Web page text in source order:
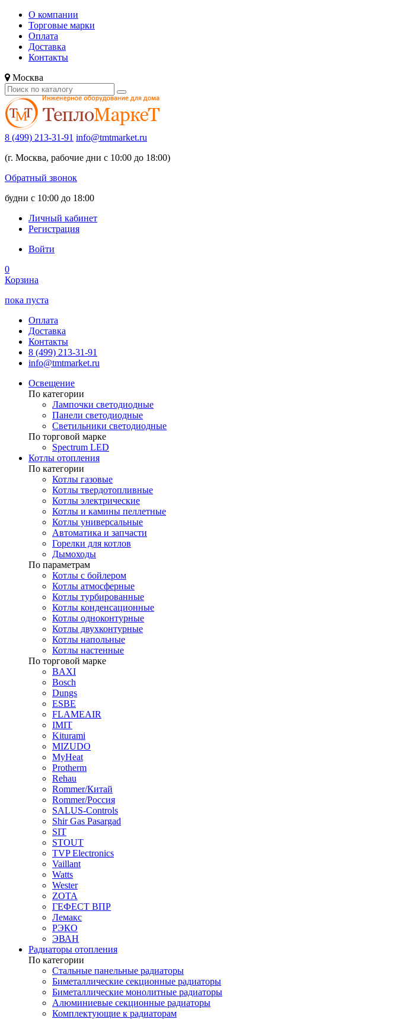
О компании
Торговые марки
Оплата
Доставка
Контакты
Москва
8 (499) 213-31-91 info@tmtmarket.ru
(г. Москва, рабочие дни с 10:00 до 18:00)
Обратный звонок
будни с 10:00 до 18:00
Личный кабинет
Регистрация
Войти
0
Корзина
пока пуста
Оплата
Доставка
Контакты
8 (499) 213-31-91
info@tmtmarket.ru
Освещение
По категории
Лампочки светодиодные
Панели светодиодные
Светильники светодиодные
По торговой марке
Spectrum LED
Котлы отопления
По категории
Котлы газовые
Котлы твердотопливные
Котлы электрические
Котлы и камины пеллетные
Котлы универсальные
Автоматика и запчасти
Горелки для котлов
Дымоходы
По параметрам
Котлы с бойлером
Котлы атмосферные
Котлы турбированные
Котлы конденсационные
Котлы одноконтурные
Котлы двухконтурные
Котлы напольные
Котлы настенные
По торговой марке
BAXI
Bosch
Dungs
ESBE
FLAMEAIR
IMIT
Kiturami
MIZUDO
MyHeat
Protherm
Rehau
Rommer/Китай
Rommer/Россия
SALUS-Controls
Shir Gas Pasargad
SIT
STOUT
TVP Electronics
Vaillant
Watts
Wester
ZOTA
ГЕФЕСТ ВПР
Лемакс
РЭКО
ЭВАН
Радиаторы отопления
По категории
Стальные панельные радиаторы
Биметаллические секционные радиаторы
Биметаллические монолитные радиаторы
Алюминиевые секционные радиаторы
Комплектующие к радиаторам